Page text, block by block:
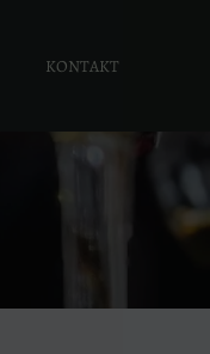
KONTAKT